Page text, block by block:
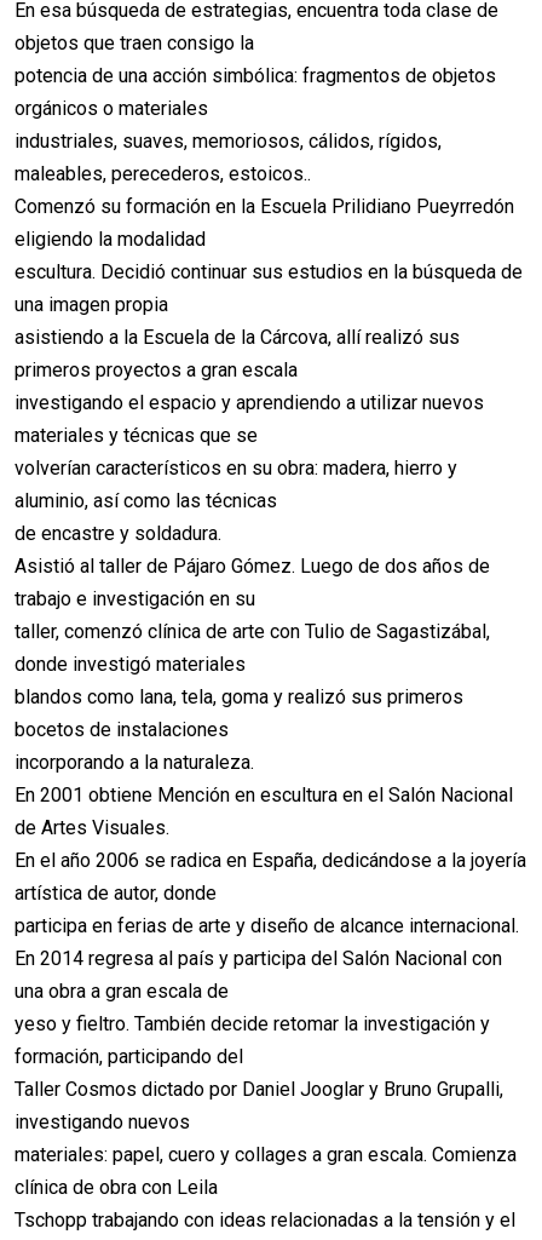
En esa búsqueda de estrategias, encuentra toda clase de
objetos que traen consigo la
potencia de una acción simbólica: fragmentos de objetos
orgánicos o materiales
industriales, suaves, memoriosos, cálidos, rígidos,
maleables, perecederos, estoicos..
Comenzó su formación en la Escuela Prilidiano Pueyrredón
eligiendo la modalidad
escultura. Decidió continuar sus estudios en la búsqueda de
una imagen propia
asistiendo a la Escuela de la Cárcova, allí realizó sus
primeros proyectos a gran escala
investigando el espacio y aprendiendo a utilizar nuevos
materiales y técnicas que se
volverían característicos en su obra: madera, hierro y
aluminio, así como las técnicas
de encastre y soldadura.
Asistió al taller de Pájaro Gómez. Luego de dos años de
trabajo e investigación en su
taller, comenzó clínica de arte con Tulio de Sagastizábal,
donde investigó materiales
blandos como lana, tela, goma y realizó sus primeros
bocetos de instalaciones
incorporando a la naturaleza.
En 2001 obtiene Mención en escultura en el Salón Nacional
de Artes Visuales.
En el año 2006 se radica en España, dedicándose a la joyería
artística de autor, donde
participa en ferias de arte y diseño de alcance internacional.
En 2014 regresa al país y participa del Salón Nacional con
una obra a gran escala de
yeso y fieltro. También decide retomar la investigación y
formación, participando del
Taller Cosmos dictado por Daniel Jooglar y Bruno Grupalli,
investigando nuevos
materiales: papel, cuero y collages a gran escala. Comienza
clínica de obra con Leila
Tschopp trabajando con ideas relacionadas a la tensión y el